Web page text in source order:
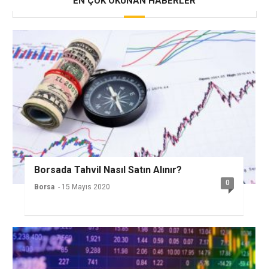
Borsada Tahvil Nasıl Satın Alınır?
Borsa - 15 Mayıs 2020 0